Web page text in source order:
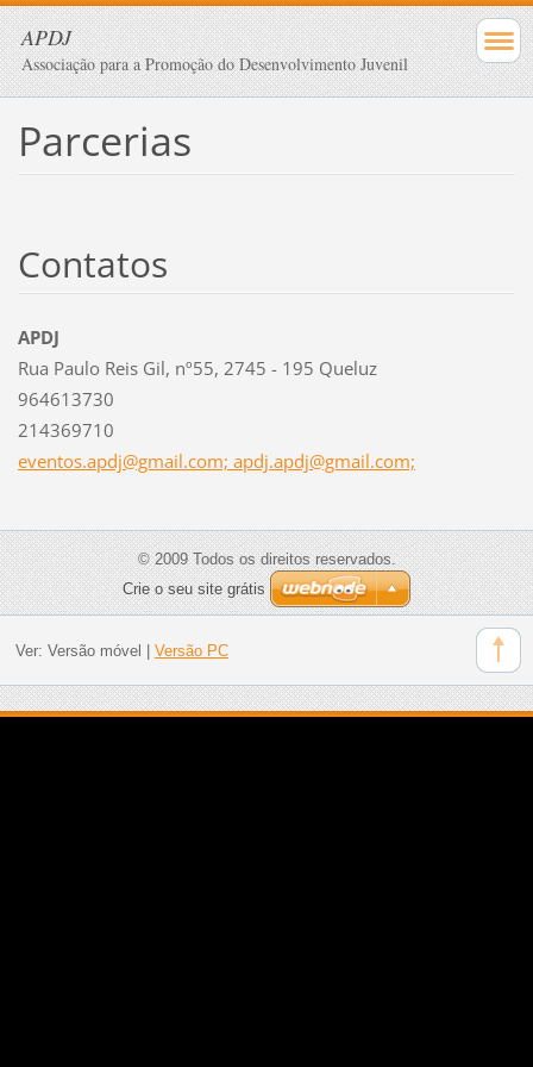
APDJ
Associação para a Promoção do Desenvolvimento Juvenil
Parcerias
Contatos
APDJ
Rua Paulo Reis Gil, nº55, 2745 - 195 Queluz
964613730
214369710
eventos.apdj@gmail.com; apdj.apdj@gmail.com;
© 2009 Todos os direitos reservados.
Crie o seu site grátis
Ver: Versão móvel Versão PC